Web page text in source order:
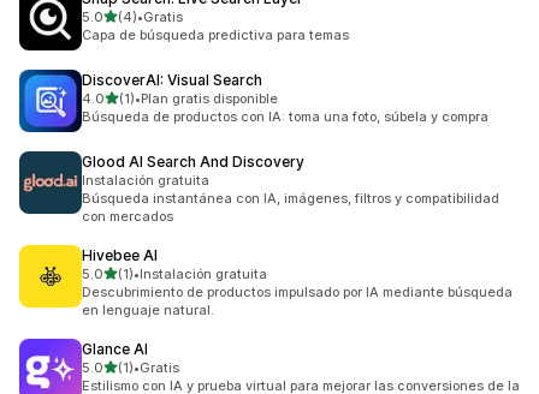
5.0de 5 estrellas
(4)
4 reseñas en total
•Gratis
Capa de búsqueda predictiva para temas
DiscoverAI: Visual Search
4.0de 5 estrellas
(1)
1 reseñas en total
•Plan gratis disponible
Búsqueda de productos con IA: toma una foto, súbela y compra
Glood AI Search And Discovery
Instalación gratuita
Búsqueda instantánea con IA, imágenes, filtros y compatibilidad
con mercados
Hivebee AI
5.0de 5 estrellas
(1)
1 reseñas en total
•Instalación gratuita
Descubrimiento de productos impulsado por IA mediante búsqueda
en lenguaje natural.
Glance AI
5.0de 5 estrellas
(1)
1 reseñas en total
•Gratis
Estilismo con IA y prueba virtual para mejorar las conversiones de la